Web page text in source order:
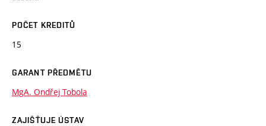
POČET KREDITŮ
15
GARANT PŘEDMĚTU
MgA. Ondřej Tobola
ZAJIŠŤUJE ÚSTAV